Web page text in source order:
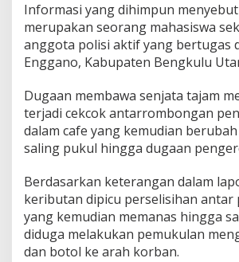
Informasi yang dihimpun
merupakan seorang mahasiswa
anggota polisi aktif yang bertugas
Enggano, Kabupaten Bengkulu
Dugaan membawa senjata tajam
terjadi cekcok antarrombongan
dalam cafe yang kemudian
saling pukul hingga dugaan
Berdasarkan keterangan dalam
keributan dipicu perselisihan
yang kemudian memanas hingga
diduga melakukan pemukulan
dan botol ke arah korban.